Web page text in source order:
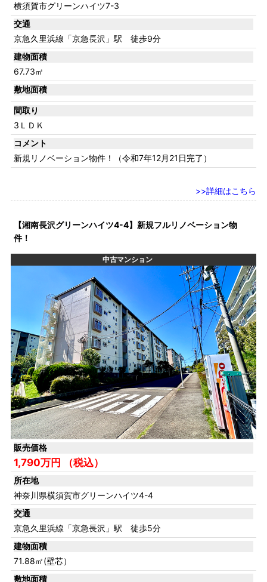
横須賀市グリーンハイツ7-3
交通
京急久里浜線「京急長沢」駅 徒歩9分
建物面積
67.73㎡
敷地面積
間取り
3ＬＤＫ
コメント
新規リノベーション物件！（令和7年12月21日完了）
詳細はこちら
【湘南長沢グリーンハイツ4-4】新規フルリノベーション物
件！
中古マンション
販売価格
1,790万円 （税込）
所在地
神奈川県横須賀市グリーンハイツ4-4
交通
京急久里浜線「京急長沢」駅 徒歩5分
建物面積
71.88㎡(壁芯）
敷地面積